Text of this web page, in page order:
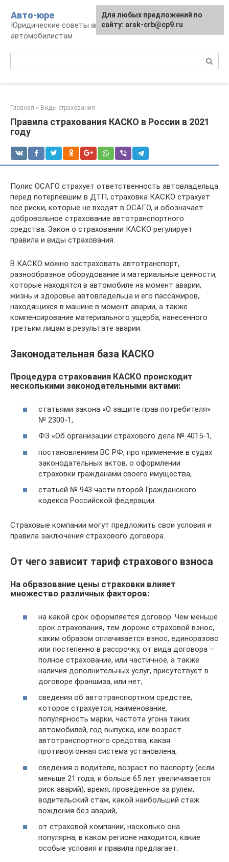
контенту
Авто-юре
Юридические советы автовладельцам и
автомобилистам
Главная » Виды страхования
Правила страхования КАСКО в России в 2021
году
Полис ОСАГО страхует ответственность автовладельца
перед потерпевшим в ДТП, страховка КАСКО страхует
все риски, которые не входят в ОСАГО, и обозначает
добровольное страхование автотранспортного
средства. Закон о страховании КАСКО регулирует
правила и виды страхования.
В КАСКО можно застраховать автотранспорт,
разнообразное оборудование и материальные ценности,
которые находятся в автомобиле на момент аварии,
жизнь и здоровье автовладельца и его пассажиров,
находящихся в машине в момент аварии, а также
компенсирование материального ущерба, нанесенного
третьим лицам в результате аварии.
Законодательная база КАСКО
Процедура страхования КАСКО происходит
несколькими законодательными актами:
статьями закона «О защите прав потребителя»
№ 2300-1,
ФЗ «Об организации страхового дела № 4015-1,
постановлением ВС РФ, про применение в судах
законодательных актов, о оформлении
страховки гражданами своего имущества,
статьей № 943 части второй Гражданского
кодекса Российской федерации.
Страховые компании могут предложить свои условия и
правила заключения страхового договора.
От чего зависит тариф страхового взноса
На образование цены страховки влияет
множество различных факторов:
на какой срок оформляется договор. Чем меньше
срок страхования, тем дороже страховой взнос,
каким образом оплачивается взнос, единоразово
или постепенно в рассрочку, от вида договора –
полное страхование, или частичное, а также
наличия дополнительных услуг, присутствует в
договоре франшиза, или нет,
сведения об автотранспортном средстве,
которое страхуется, наименование,
популярность марки, частота угона таких
автомобилей, год выпуска, или возраст
автотранспортного средства, какая
противоугонная система установлена,
сведения о водителе, возраст по паспорту (если
меньше 21 года, и больше 65 лет увеличивается
риск аварий), время, проведенное за рулем,
водительский стаж, какой наибольший стаж
вождения без аварий,
от страховой компании, насколько она
популярна, в каком регионе находится, какие
особые условия и правила предлагает.
Для любых предложений по
сайту: arsk-crb@cp9.ru